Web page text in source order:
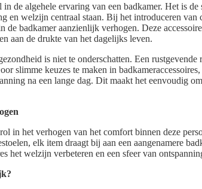
de algehele ervaring van een badkamer. Het is de
en welzijn centraal staan. Bij het introduceren van
de badkamer aanzienlijk verhogen. Deze
aan de drukte van het dagelijks leven.
is niet te onderschatten. Een rustgevende
slimme keuzes te maken in
na een lange dag. Dit maakt het eenvoudig
in het verhogen van het comfort binnen deze
elk item draagt bij aan een aangenamere
het welzijn verbeteren en een sfeer van